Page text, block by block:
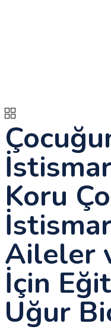
Koru
Aileler
İçin
Uğur